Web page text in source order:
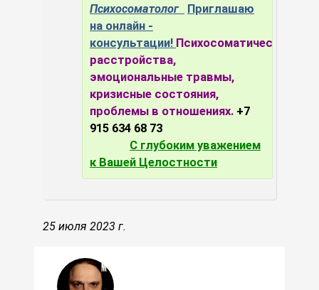
Психосоматолог
Приглашаю
на онлайн -
консультации! Психосоматические
расстройства,
эмоциональные травмы,
кризисные состояния,
проблемы в отношениях. +7
915 634 68 73
С глубоким уважением
к Вашей Целостности
25 июля 2023 г.